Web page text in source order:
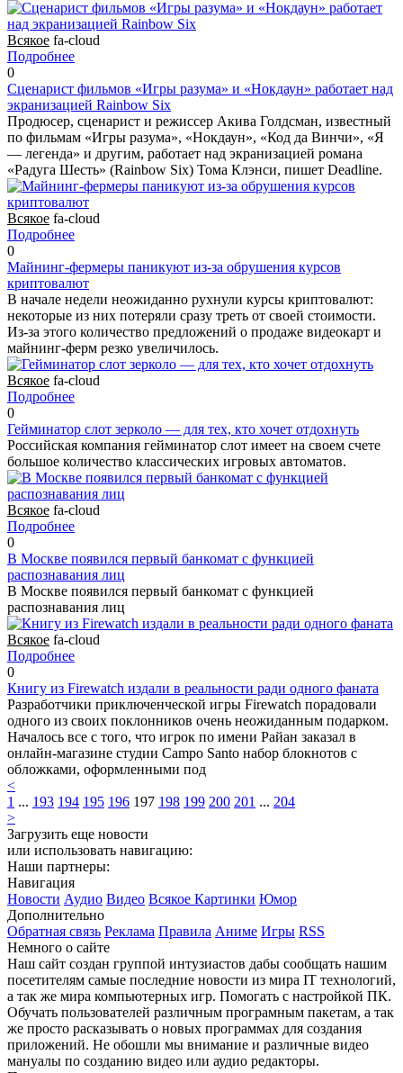
Всякое fa-cloud
Подробнее
0
Cценарист фильмов «Игры разума» и «Нокдаун» работает над
экранизацией Rainbow Six
Продюсер, сценарист и режиссер Акива Голдсман, известный
по фильмам «Игры разума», «Нокдаун», «Код да Винчи», «Я
— легенда» и другим, работает над экранизацией романа
«Радуга Шесть» (Rainbow Six) Тома Клэнси, пишет Deadline.
Всякое fa-cloud
Подробнее
0
Майнинг-фермеры паникуют из-за обрушения курсов
криптовалют
В начале недели неожиданно рухнули курсы криптовалют:
некоторые из них потеряли сразу треть от своей стоимости.
Из-за этого количество предложений о продаже видеокарт и
майнинг-ферм резко увеличилось.
Всякое fa-cloud
Подробнее
0
Гейминатор слот зерколо — для тех, кто хочет отдохнуть
Российская компания гейминатор слот имеет на своем счете
большое количество классических игровых автоматов.
Всякое fa-cloud
Подробнее
0
В Москве появился первый банкомат с функцией
распознавания лиц
В Москве появился первый банкомат с функцией
распознавания лиц
Всякое fa-cloud
Подробнее
0
Книгу из Firewatch издали в реальности ради одного фаната
Разработчики приключенческой игры Firewatch порадовали
одного из своих поклонников очень неожиданным подарком.
Началось все с того, что игрок по имени Райан заказал в
онлайн-магазине студии Campo Santo набор блокнотов с
обложками, оформленными под
<
1 ... 193 194 195 196 197 198 199 200 201 ... 204
>
Загрузить еще новости
или использовать навигацию:
Наши партнеры:
Навигация
Новости Аудио Видео Всякое Картинки Юмор
Дополнительно
Обратная связь Реклама Правила Аниме Игры RSS
Немного о сайте
Наш сайт создан группой интузиастов дабы сообщать нашим
посетителям самые последние новости из мира IT технологий,
а так же мира компьютерных игр. Помогать с настройкой ПК.
Обучать пользователей различным програмным пакетам, а так
же просто расказывать о новых программах для создания
приложений. Не обошли мы внимание и различные видео
мануалы по созданию видео или аудио редакторы.